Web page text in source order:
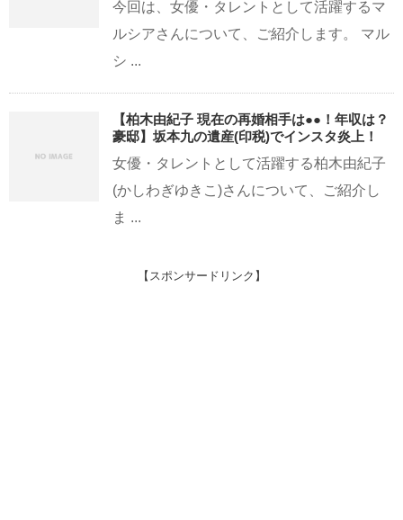
今回は、女優・タレントとして活躍するマ
ルシアさんについて、ご紹介します。 マル
シ ...
【柏木由紀子 現在の再婚相手は●●！年収は？
豪邸】坂本九の遺産(印税)でインスタ炎上！
女優・タレントとして活躍する柏木由紀子
(かしわぎゆきこ)さんについて、ご紹介し
ま ...
【スポンサードリンク】